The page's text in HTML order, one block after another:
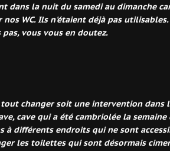
dans la nuit du samedi au dimanche
WC. Ils n'étaient déjà pas
vous vous en doutez.
changer soit une intervention dans
cave qui a été cambriolée la
à différents endroits qui ne sont
les toilettes qui sont désormais